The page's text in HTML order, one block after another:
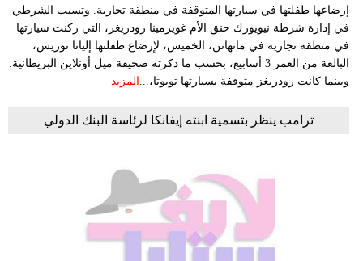
إرضاعها طفلتها في سيارتها المتوقفة في منطقة تجارية. وتسبب الشرطي
في إدارة شرطة نيويورك حنق الأم غويرمينا رودريغز، التي ركنت سيارتها
في منطقة تجارية في مانهاتن، الخميس، لإرضاع طفلتها إليانا توريس،
البالغة من العمر 3 أسابيع، بحسب ما ذكرته صحيفة ميل أونلاين البريطانية.
وبينما كانت رودريغز متوقفة بسيارتها تويوتا،...
المزيد
ترامب ينظر بتسمية ابنته إيفانكا لرئاسة البنك الدولي